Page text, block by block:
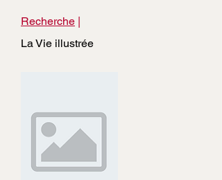
Recherche |
La Vie illustrée